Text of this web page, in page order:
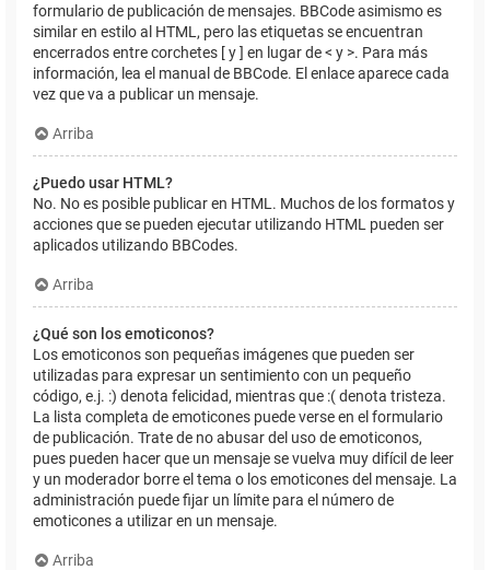
formulario de publicación de mensajes. BBCode asimismo es
similar en estilo al HTML, pero las etiquetas se encuentran
encerrados entre corchetes [ y ] en lugar de < y >. Para más
información, lea el manual de BBCode. El enlace aparece cada
vez que va a publicar un mensaje.
Arriba
¿Puedo usar HTML?
No. No es posible publicar en HTML. Muchos de los formatos y
acciones que se pueden ejecutar utilizando HTML pueden ser
aplicados utilizando BBCodes.
Arriba
¿Qué son los emoticonos?
Los emoticonos son pequeñas imágenes que pueden ser
utilizadas para expresar un sentimiento con un pequeño
código, e.j. :) denota felicidad, mientras que :( denota tristeza.
La lista completa de emoticones puede verse en el formulario
de publicación. Trate de no abusar del uso de emoticonos,
pues pueden hacer que un mensaje se vuelva muy difícil de leer
y un moderador borre el tema o los emoticones del mensaje. La
administración puede fijar un límite para el número de
emoticones a utilizar en un mensaje.
Arriba